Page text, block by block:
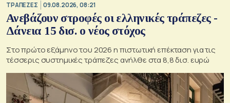
ΤΡΑΠΕΖΕΣ 09.08.2026, 08:21
Ανεβάζουν στροφές οι ελληνικές τράπεζες -
Δάνεια 15 δισ. ο νέος στόχος
Στο πρώτο εξάμηνο του 2026 η πιστωτική επέκταση για τις
τέσσερις συστημικές τράπεζες ανήλθε στα 8,8 δισ. ευρώ